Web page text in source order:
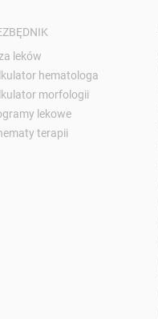
leków
hematologa
morfologii
lekowe
terapii